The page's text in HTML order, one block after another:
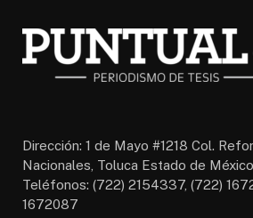
Dirección: 1 de Mayo #1218 Col.
Nacionales, Toluca Estado de
Teléfonos: (722) 2154337, (722)
1672087